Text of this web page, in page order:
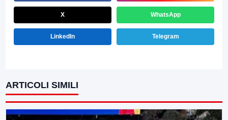
X WhatsApp
LinkedIn Telegram
ARTICOLI SIMILI